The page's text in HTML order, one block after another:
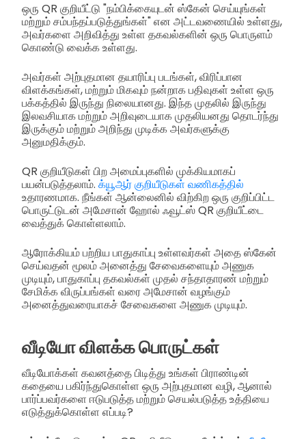
ஒரு QR குறியீட்டு "நம்பிக்கையுடன் ஸ்கேன் செய்யுங்கள்
மற்றும் சம்பந்தப்படுத்துங்கள்" என அட்டவணையில் உள்ளது,
அவர்களை அறிவித்து உள்ள தகவல்களின் ஒரு பொருளம்
கொண்டு வைக்க உள்ளது.
அவர்கள் அற்புதமான தயாரிப்பு படங்கள், விரிப்பான
விளக்கங்கள், மற்றும் மிகவும் நன்றாக பதிவுகள் உள்ள ஒரு
பக்கத்தில் இருந்து நிலையானது. இந்த முதலில் இருந்து
இலவசியாக மற்றும் அறிவுடையாக முதலியனது தொடர்ந்து
இருக்கும் மற்றும் அறிந்து முடிக்க அவர்களுக்கு
அனுமதிக்கும்.
QR குறியீடுகள் பிற அமைப்புகளில் முக்கியமாகப்
பயன்படுத்தலாம். க்யூஆர் குறியீடுகள் வணிகத்தில்
உதாரணமாக. நீங்கள் ஆன்லைனில் விற்கிற ஒரு குறிப்பிட்ட
பொருட்டுடன் அமேசான் ஹோல் ஃவூட்ஸ் QR குறியீட்டை
வைத்துக் கொள்ளலாம்.
ஆரோக்கியம் பற்றிய பாதுகாப்பு உள்ளவர்கள் அதை ஸ்கேன்
செய்வதன் மூலம் அனைத்து சேவைகளையும் அணுக
முடியும், பாதுகாப்பு தகவல்கள் முதல் சந்தாதாரண் மற்றும்
சேமிக்க விருப்பங்கள் வரை அமேசான் வழங்கும்
அனைத்துவரையாகச் சேவைகளை அணுக முடியும்.
வீடியோ விளக்க பொருட்கள்
வீடியோக்கள் கவனத்தை பிடித்து உங்கள் பிராண்டின்
கதையை பகிர்ந்துகொள்ள ஒரு அற்புதமான வழி, ஆனால்
பார்ப்பவர்களை ஈடுபடுத்த மற்றும் செயல்படுத்த உத்தியை
எடுத்துக்கொள்ள எப்படி?